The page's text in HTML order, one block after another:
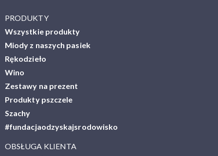
PRODUKTY
Wszystkie produkty
Miody z naszych pasiek
Rękodzieło
Wino
Zestawy na prezent
Produkty pszczele
Szachy
#fundacjaodzyskajsrodowisko
OBSŁUGA KLIENTA